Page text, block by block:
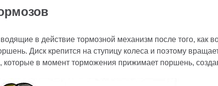
в действие тормозной механизм после того, как
Диск крепится на ступицу колеса и поэтому
которые в момент торможения прижимает поршень,